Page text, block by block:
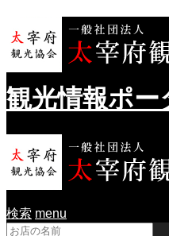
観光情報ポー
検索 menu